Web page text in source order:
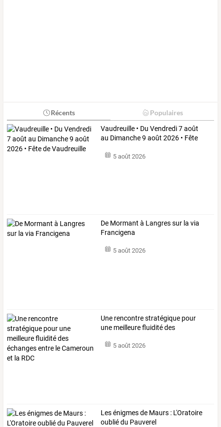
Récents Populaires
Vaudreuille • Du Vendredi7août
au Dimanche9 août 2026 • Fête
5 août 2026
De Mormant à Langres sur la via
Francigena
5 août 2026
Une rencontrestratégique pour
une meilleurefluiditédes
5 août 2026
Les énigmes de Maurs : L'Oratoire
oublié du Pauverel